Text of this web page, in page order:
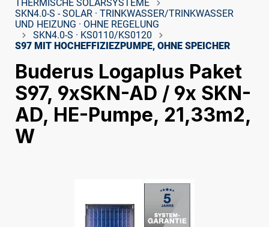
THERMISCHE SOLARSYSTEME
SKN4.0-S - SOLAR · TRINKWASSER/TRINKWASSER
UND HEIZUNG · OHNE REGELUNG
SKN4.0-S · KS0110/KS0120
S97 MIT HOCHEFFIZIEZPUMPE, OHNE SPEICHER
Buderus Logaplus Paket
S97, 9xSKN-AD / 9x SKN-
AD, HE-Pumpe, 21,33m2,
W